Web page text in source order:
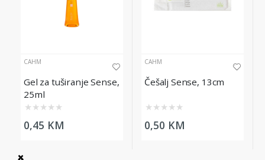
CAHM
Gel za tuširanje Sense,
25ml
★ ★ ★ ★ ★
0,45 KM
CAHM
Češalj Sense, 13cm
★ ★ ★ ★ ★
0,50 KM